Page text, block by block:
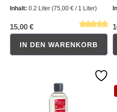
Inhalt: 0.2 Liter (75,00 € / 1 Liter)
15,00 €
IN DEN WARENKORB